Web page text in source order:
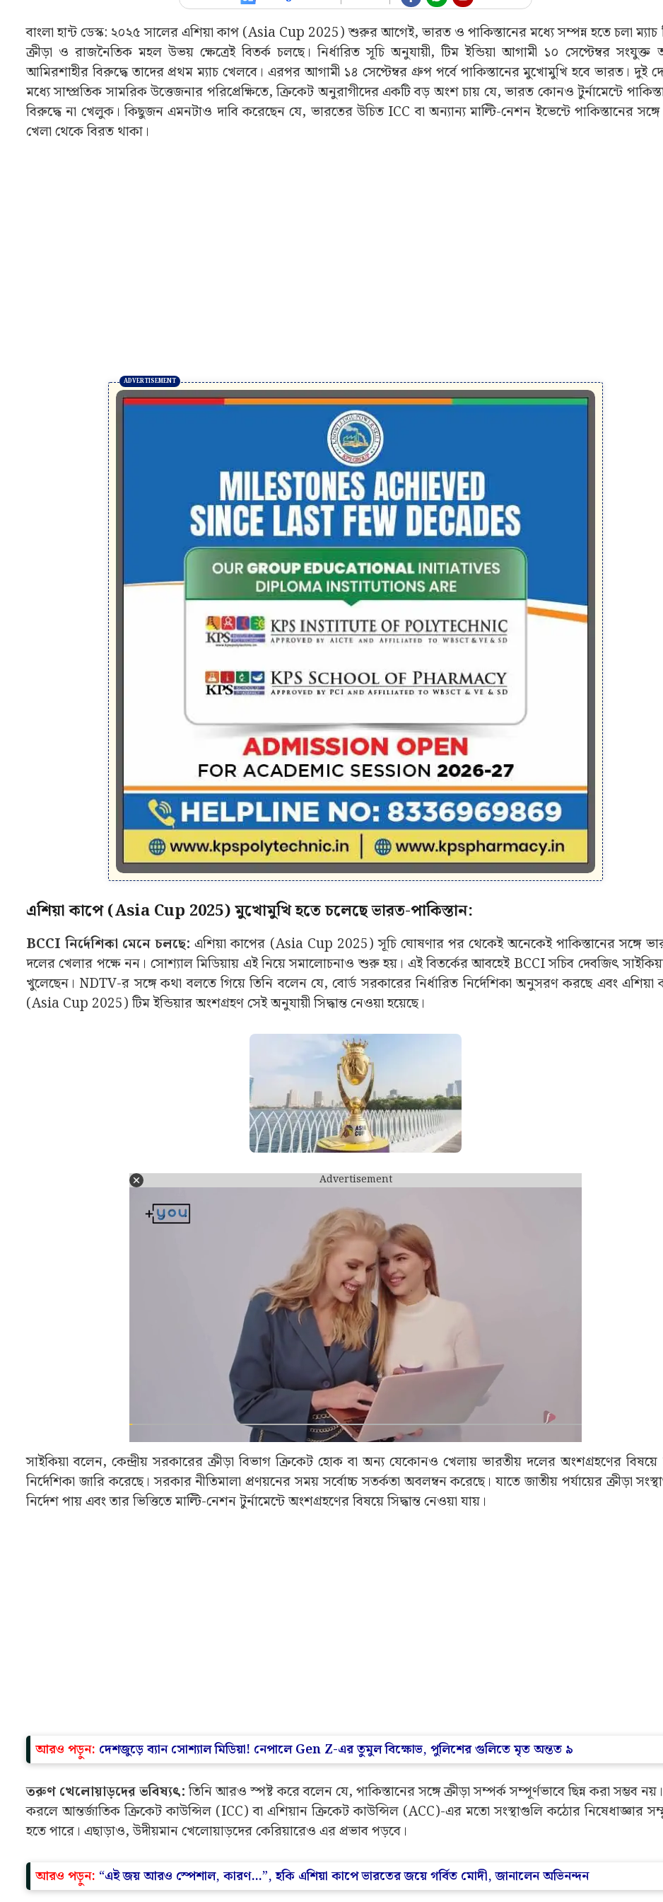
বাংলা হান্ট ডেস্ক: ২০২৫ সালের এশিয়া কাপ (Asia Cup 2025) শুরুর আগেই, ভারত ও পাকিস্তানের মধ্যে সম্পন্ন হতে চলা ম্যাচ
ক্রীড়া ও রাজনৈতিক মহল উভয় ক্ষেত্রেই বিতর্ক চলছে। নির্ধারিত সূচি অনুযায়ী, টিম ইন্ডিয়া আগামী ১০ সেপ্টেম্বর
আমিরশাহীর বিরুদ্ধে তাদের প্রথম ম্যাচ খেলবে। এরপর আগামী ১৪ সেপ্টেম্বর গ্রুপ পর্বে পাকিস্তানের মুখোমুখি হবে ভারত। দুই
মধ্যে সাম্প্রতিক সামরিক উত্তেজনার পরিপ্রেক্ষিতে, ক্রিকেট অনুরাগীদের একটি বড় অংশ চায় যে, ভারত কোনও টুর্নামেন্টে
বিরুদ্ধে না খেলুক। কিছুজন এমনটাও দাবি করেছেন যে, ভারতের উচিত ICC বা অন্যান্য মাল্টি-নেশন ইভেন্টে পাকিস্তানের সঙ্গে
খেলা থেকে বিরত থাকা।
এশিয়া কাপে (Asia Cup 2025) মুখোমুখি হতে চলেছে ভারত-পাকিস্তান:
BCCI নির্দেশিকা মেনে চলছে: এশিয়া কাপের (Asia Cup 2025) সূচি ঘোষণার পর থেকেই অনেকেই পাকিস্তানের সঙ্গে
দলের খেলার পক্ষে নন। সোশ্যাল মিডিয়ায় এই নিয়ে সমালোচনাও শুরু হয়। এই বিতর্কের আবহেই BCCI সচিব দেবজিৎ
খুলেছেন। NDTV-র সঙ্গে কথা বলতে গিয়ে তিনি বলেন যে, বোর্ড সরকারের নির্ধারিত নির্দেশিকা অনুসরণ করছে এবং এশিয়া
(Asia Cup 2025) টিম ইন্ডিয়ার অংশগ্রহণ সেই অনুযায়ী সিদ্ধান্ত নেওয়া হয়েছে।
Advertisement
সাইকিয়া বলেন, কেন্দ্রীয় সরকারের ক্রীড়া বিভাগ ক্রিকেট হোক বা অন্য যেকোনও খেলায় ভারতীয় দলের অংশগ্রহণের বিষয়ে
নির্দেশিকা জারি করেছে। সরকার নীতিমালা প্রণয়নের সময় সর্বোচ্চ সতর্কতা অবলম্বন করেছে। যাতে জাতীয় পর্যায়ের ক্রীড়া
নির্দেশ পায় এবং তার ভিত্তিতে মাল্টি-নেশন টুর্নামেন্টে অংশগ্রহণের বিষয়ে সিদ্ধান্ত নেওয়া যায়।
আরও পড়ুন: দেশজুড়ে ব্যান সোশ্যাল মিডিয়া! নেপালে Gen Z-এর তুমুল বিক্ষোভ, পুলিশের গুলিতে মৃত অন্তত ৯
তরুণ খেলোয়াড়দের ভবিষ্যৎ:তিনি আরও স্পষ্ট করে বলেন যে, পাকিস্তানের সঙ্গে ক্রীড়া সম্পর্ক সম্পূর্ণভাবে ছিন্ন করা সম্ভব
করলে আন্তর্জাতিক ক্রিকেট কাউন্সিল (ICC) বা এশিয়ান ক্রিকেট কাউন্সিল (ACC)-এর মতো সংস্থাগুলি কঠোর নিষেধাজ্ঞার
হতে পারে। এছাড়াও, উদীয়মান খেলোয়াড়দের কেরিয়ারেও এর প্রভাব পড়বে।
আরও পড়ুন: “এই জয় আরও স্পেশাল, কারণ…”, হকি এশিয়া কাপে ভারতের জয়ে গর্বিত মোদী, জানালেন অভিনন্দন